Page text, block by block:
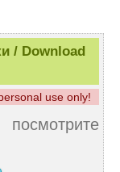
/ Download
use only!